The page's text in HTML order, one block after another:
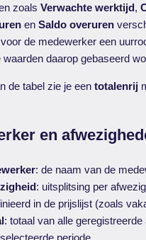
zoalsVerwachte werktijd,
enSaldo overuren
de medewerker een
waarden daarop gebaseerd
de tabel zie je eentotalenrij
en
: de naam van de
: uitsplitsing per
in de prijslijst (zoals
: totaal van alle
periode.